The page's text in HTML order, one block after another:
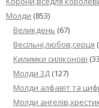
Молди (853)
Великдень (67)
Весільні,любов,серця
Килимки силіконові
Молди 3Д (127)
Молди алфавіт та
Молди